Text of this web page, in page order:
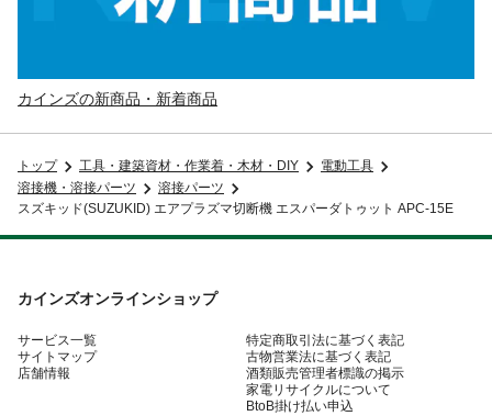
カインズの新商品・新着商品
トップ 工具・建築資材・作業着・木材・DIY
電動工具
溶接機・溶接パーツ
溶接パーツ
スズキッド(SUZUKID) エアプラズマ切断機 エスパーダトゥット APC-15E
カインズオンラインショップ
サービス一覧
サイトマップ
店舗情報
特定商取引法に基づく表記
古物営業法に基づく表記
酒類販売管理者標識の掲示
家電リサイクルについて
BtoB掛け払い申込